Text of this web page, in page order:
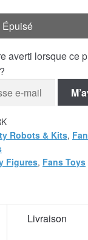
Épuisé
averti lorsque ce
Robots & Kits,
Figures, Fans Toys
Livraison